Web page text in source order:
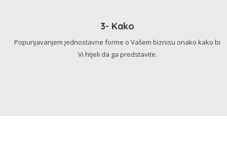
3- Kako
Popunjavanjem jednostavne forme o Vašem biznisu onako kako bi
Vi htjeli da ga predstavite.